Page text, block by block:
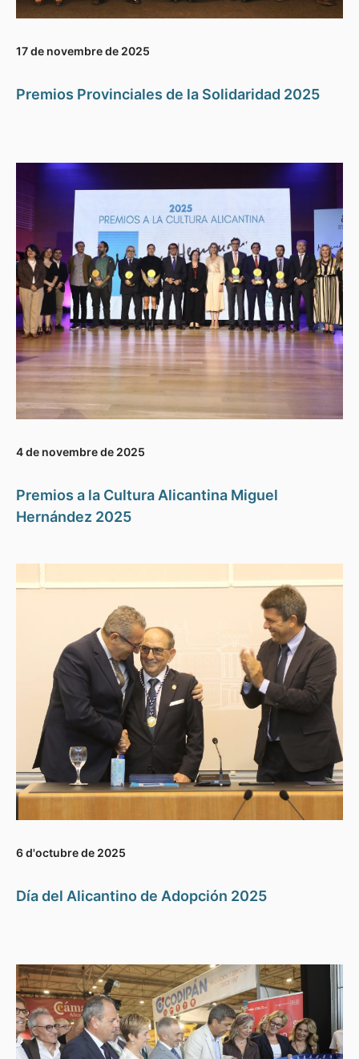
17 de novembre de 2025
Premios Provinciales de la Solidaridad 2025
4 de novembre de 2025
Premios a la Cultura Alicantina Miguel
Hernández 2025
6 d'octubre de 2025
Día del Alicantino de Adopción 2025